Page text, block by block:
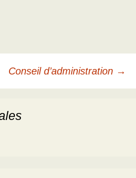
Conseil d’administration →